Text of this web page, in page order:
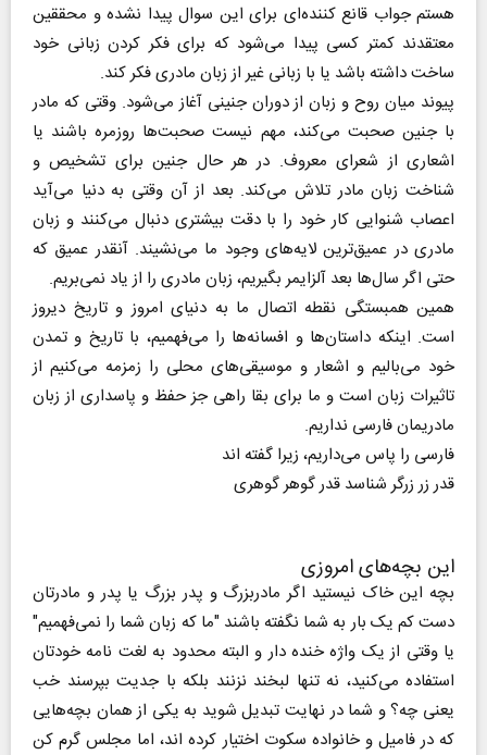
هستم جواب قانع کننده‌ای برای این سوال پیدا نشده و محققین
معتقدند کمتر کسی پیدا می‌شود که برای فکر کردن زبانی خود
ساخت داشته باشد یا با زبانی غیر از زبان مادری فکر کند.
پیوند میان روح و زبان از دوران جنینی آغاز می‌شود. وقتی که مادر
با جنین صحبت می‌کند، مهم نیست صحبت‌ها روزمره باشند یا
اشعاری از شعرای معروف. در هر حال جنین برای تشخیص و
شناخت زبان مادر تلاش می‌کند. بعد از آن وقتی به دنیا می‌آید
اعصاب شنوایی کار خود را با دقت بیشتری دنبال می‌کنند و زبان
مادری در عمیق‌ترین لایه‌های وجود ما می‌نشیند. آنقدر عمیق که
حتی اگر سال‌ها بعد آلزایمر بگیریم، زبان مادری را از یاد نمی‌بریم.
همین همبستگی نقطه اتصال ما به دنیای امروز و تاریخ دیروز
است. اینکه داستان‌ها و افسانه‌ها را می‌فهمیم، با تاریخ و تمدن
خود می‌بالیم و اشعار و موسیقی‌های محلی را زمزمه می‌کنیم از
تاثیرات زبان است و ما برای بقا راهی جز حفظ و پاسداری از زبان
مادریمان فارسی نداریم.
فارسی را پاس می‌داریم، زیرا گفته اند
قدر زر زرگر شناسد قدر گوهر گوهری
این بچه‌های امروزی
بچه این خاک نیستید اگر مادربزرگ و پدر بزرگ یا پدر و مادرتان
دست کم یک بار به شما نگفته باشند "ما که زبان شما را نمی‌فهمیم"
یا وقتی از یک واژه خنده دار و البته محدود به لغت نامه خودتان
استفاده می‌کنید، نه تنها لبخند نزنند بلکه با جدیت بپرسند خب
یعنی چه؟ و شما در نهایت تبدیل شوید به یکی از همان بچه‌هایی
که در فامیل و خانواده سکوت اختیار کرده اند، اما مجلس گرم کن